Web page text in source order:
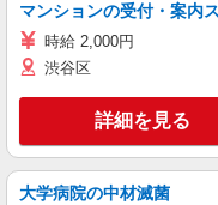
マンションの受付・案内
時給 2,000円
渋谷区
詳細を見る
大学病院の中材滅菌